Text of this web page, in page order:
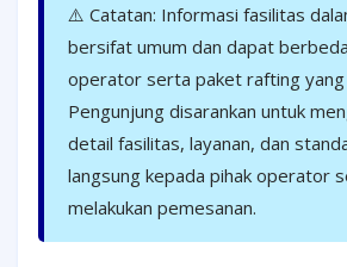
⚠️ Catatan: Informasi fasilitas
bersifat umum dan dapat
operator serta paket rafting yang
Pengunjung disarankan untuk
detail fasilitas, layanan, dan
langsung kepada pihak operator
melakukan pemesanan.